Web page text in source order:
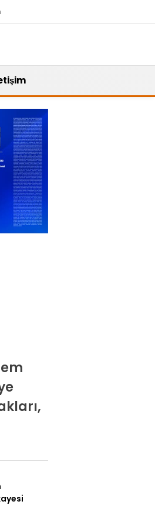
Dünya
Sağlık
İletişim